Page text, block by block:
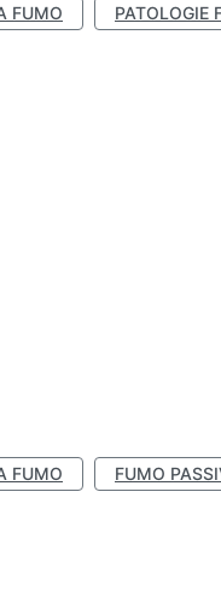
FUMO PATOLOGIE
FUMO
FUMO